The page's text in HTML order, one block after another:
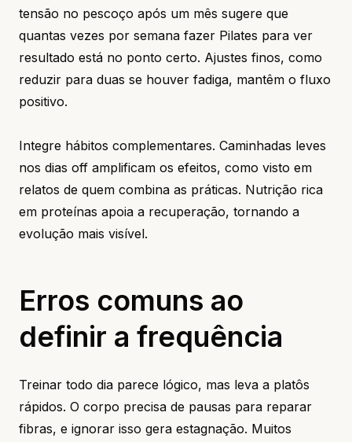
tensão no pescoço após um mês sugere que
quantas vezes por semana fazer Pilates para ver
resultado está no ponto certo. Ajustes finos, como
reduzir para duas se houver fadiga, mantêm o fluxo
positivo.
Integre hábitos complementares. Caminhadas leves
nos dias off amplificam os efeitos, como visto em
relatos de quem combina as práticas. Nutrição rica
em proteínas apoia a recuperação, tornando a
evolução mais visível.
Erros comuns ao
definir a frequência
Treinar todo dia parece lógico, mas leva a platôs
rápidos. O corpo precisa de pausas para reparar
fibras, e ignorar isso gera estagnação. Muitos